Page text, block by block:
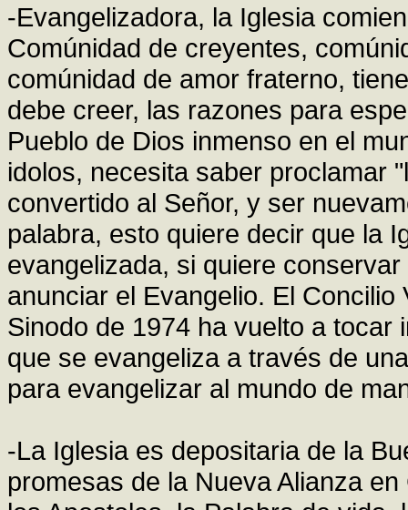
-Evangelizadora, la Iglesia
Comúnidad de creyentes,
comúnidad de amor fraterno,
debe creer, las razones para
Pueblo de Dios inmenso en el
idolos, necesita saber proclamar
convertido al Señor, y ser
palabra, esto quiere decir que la
evangelizada, si quiere
anunciar el Evangelio. El
Sinodo de 1974 ha vuelto a tocar
que se evangeliza a través de
para evangelizar al mundo de
-La Iglesia es depositaria de la
promesas de la Nueva Alianza